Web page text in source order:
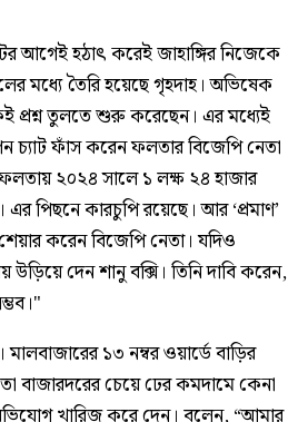
আগেই হঠাৎ করেই জাহাঙ্গির নিজেকে
মধ্যে তৈরি হয়েছে গৃহদাহ। অভিষেক
প্রশ্ন তুলতে শুরু করেছেন। এর মধ্যেই
চ্যাট ফাঁস করেন ফলতার বিজেপি নেতা
২০২৪ সালে ১ লক্ষ ২৪ হাজার
পিছনে কারচুপি রয়েছে। আর ‘প্রমাণ’
করেন বিজেপি নেতা। যদিও
দেন শানু বক্সি। তিনি দাবি করেন,
১৩ নম্বর ওয়ার্ডে বাড়ির
বাজারদরের চেয়ে ঢের কমদামে কেনা